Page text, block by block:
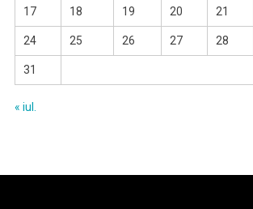
17 18 19 20 21
24 25 26 27 28
31
« iul.